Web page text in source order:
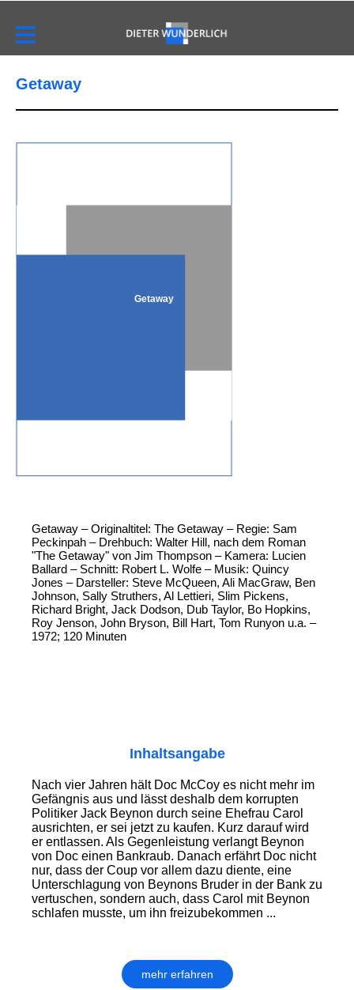
Getaway
Getaway
Getaway – Originaltitel: The Getaway – Regie: Sam
Peckinpah – Drehbuch: Walter Hill, nach dem Roman
"The Getaway" von Jim Thompson – Kamera: Lucien
Ballard – Schnitt: Robert L. Wolfe – Musik: Quincy
Jones – Darsteller: Steve McQueen, Ali MacGraw, Ben
Johnson, Sally Struthers, Al Lettieri, Slim Pickens,
Richard Bright, Jack Dodson, Dub Taylor, Bo Hopkins,
Roy Jenson, John Bryson, Bill Hart, Tom Runyon u.a. –
1972; 120 Minuten
Inhaltsangabe
Nach vier Jahren hält Doc McCoy es nicht mehr im
Gefängnis aus und lässt deshalb dem korrupten
Politiker Jack Beynon durch seine Ehefrau Carol
ausrichten, er sei jetzt zu kaufen. Kurz darauf wird
er entlassen. Als Gegenleistung verlangt Beynon
von Doc einen Bankraub. Danach erfährt Doc nicht
nur, dass der Coup vor allem dazu diente, eine
Unterschlagung von Beynons Bruder in der Bank zu
vertuschen, sondern auch, dass Carol mit Beynon
schlafen musste, um ihn freizubekommen ...
mehr erfahren